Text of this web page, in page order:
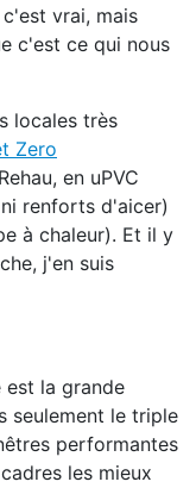
vrai, mais
c'est ce qui nous
locales très
Zero
en uPVC
renforts d'aicer)
à chaleur). Et il y
j'en suis
est la grande
seulement le triple
performantes
les mieux